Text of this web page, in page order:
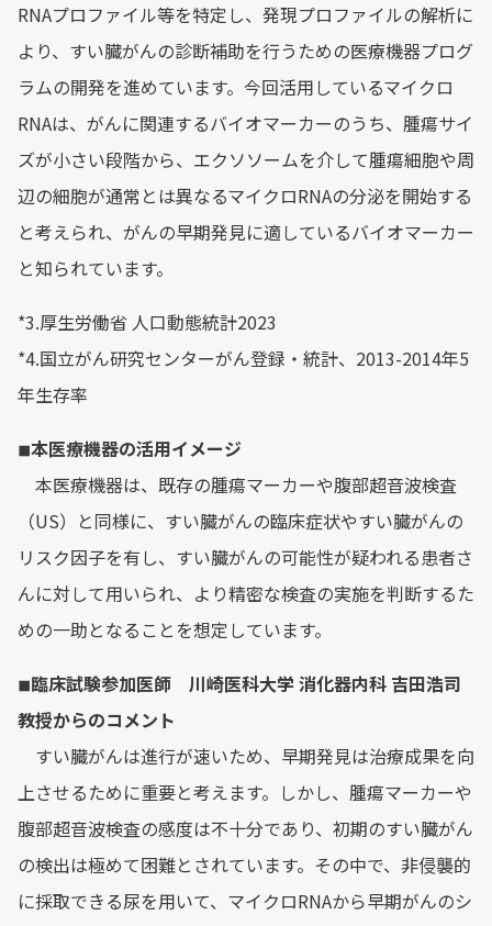
RNAプロファイル等を特定し、発現プロファイルの解析に
より、すい臓がんの診断補助を行うための医療機器プログ
ラムの開発を進めています。今回活用しているマイクロ
RNAは、がんに関連するバイオマーカーのうち、腫瘍サイ
ズが小さい段階から、エクソソームを介して腫瘍細胞や周
辺の細胞が通常とは異なるマイクロRNAの分泌を開始する
と考えられ、がんの早期発見に適しているバイオマーカー
と知られています。
*3.厚生労働省 人口動態統計2023
*4.国立がん研究センターがん登録・統計、2013-2014年5
年生存率
◾︎本医療機器の活用イメージ
本医療機器は、既存の腫瘍マーカーや腹部超音波検査
（US）と同様に、すい臓がんの臨床症状やすい臓がんの
リスク因子を有し、すい臓がんの可能性が疑われる患者さ
んに対して用いられ、より精密な検査の実施を判断するた
めの一助となることを想定しています。
◾︎臨床試験参加医師 川崎医科大学 消化器内科 吉田浩司
教授からのコメント
すい臓がんは進行が速いため、早期発見は治療成果を向
上させるために重要と考えます。しかし、腫瘍マーカーや
腹部超音波検査の感度は不十分であり、初期のすい臓がん
の検出は極めて困難とされています。その中で、非侵襲的
に採取できる尿を用いて、マイクロRNAから早期がんのシ